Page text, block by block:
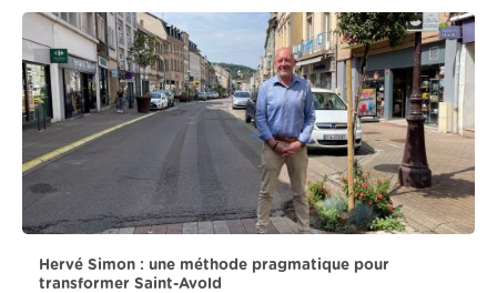
Hervé Simon : une méthode pragmatique pour
transformer Saint-Avold